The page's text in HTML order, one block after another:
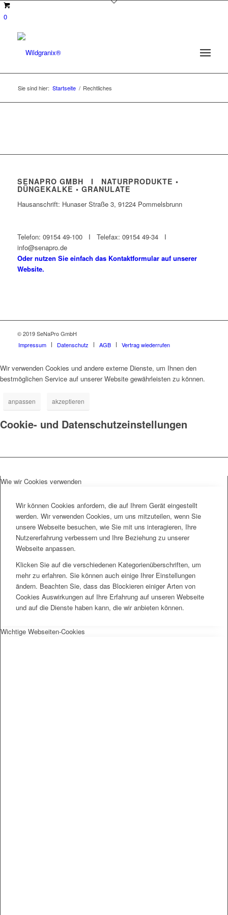
0
Sie sind hier: Startseite / Rechtliches
SENAPRO GMBH I NATURPRODUKTE •
DÜNGEKALKE • GRANULATE
Hausanschrift: Hunaser Straße 3, 91224 Pommelsbrunn
Telefon: 09154 49-100 I Telefax: 09154 49-34 I
info@senapro.de
Oder nutzen Sie einfach das Kontaktformular auf unserer
Website.
© 2019 SeNaPro GmbH
Impressum
Datenschutz AGB Vertrag wiederrufen
Wir verwenden Cookies und andere externe Dienste, um Ihnen den
bestmöglichen Service auf unserer Website gewährleisten zu können.
anpassen akzeptieren
Cookie- und Datenschutzeinstellungen
Wie wir Cookies verwenden
Wir können Cookies anfordern, die auf Ihrem Gerät eingestellt
werden. Wir verwenden Cookies, um uns mitzuteilen, wenn Sie
unsere Webseite besuchen, wie Sie mit uns interagieren, Ihre
Nutzererfahrung verbessern und Ihre Beziehung zu unserer
Webseite anpassen.
Klicken Sie auf die verschiedenen Kategorienüberschriften, um
mehr zu erfahren. Sie können auch einige Ihrer Einstellungen
ändern. Beachten Sie, dass das Blockieren einiger Arten von
Cookies Auswirkungen auf Ihre Erfahrung auf unseren Webseite
und auf die Dienste haben kann, die wir anbieten können.
Wichtige Webseiten-Cookies